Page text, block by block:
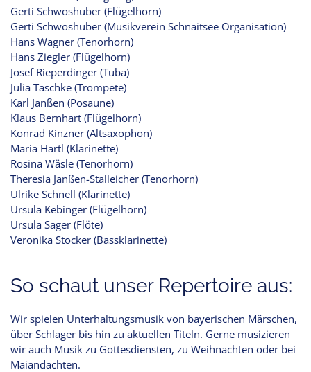
Gerti Schwoshuber (Flügelhorn)
Gerti Schwoshuber (Musikverein Schnaitsee Organisation)
Hans Wagner (Tenorhorn)
Hans Ziegler (Flügelhorn)
Josef Rieperdinger (Tuba)
Julia Taschke (Trompete)
Karl Janßen (Posaune)
Klaus Bernhart (Flügelhorn)
Konrad Kinzner (Altsaxophon)
Maria Hartl (Klarinette)
Rosina Wäsle (Tenorhorn)
Theresia Janßen-Stalleicher (Tenorhorn)
Ulrike Schnell (Klarinette)
Ursula Kebinger (Flügelhorn)
Ursula Sager (Flöte)
Veronika Stocker (Bassklarinette)
So schaut unser Repertoire aus:
Wir spielen Unterhaltungsmusik von bayerischen Märschen,
über Schlager bis hin zu aktuellen Titeln. Gerne musizieren
wir auch Musik zu Gottesdiensten, zu Weihnachten oder bei
Maiandachten.